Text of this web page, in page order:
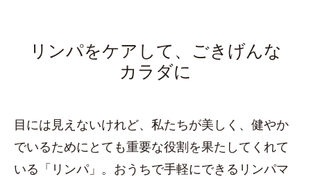
リンパをケアして、ごきげんな
カラダに
目には見えないけれど、私たちが美しく、健やか
でいるためにとても重要な役割を果たしてくれて
いる「リンパ」。おうちで手軽にできるリンパマ